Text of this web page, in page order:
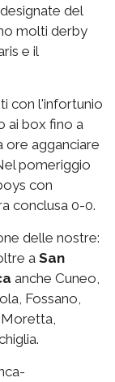
del
molti derby
e il
con l'infortunio
ai box fino a
ore agganciare
pomeriggio
con
conclusa 0-0.
delle nostre:
a San
anche Cuneo,
Fossano,